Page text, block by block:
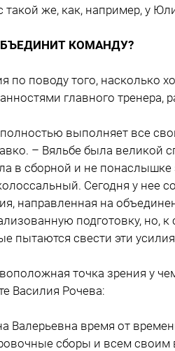
такой же, как, например, у
КОМАНДУ?
по поводу того, насколько
главного тренера,
выполняет все
– Вяльбе была великой
в сборной и не понаслышке
Сегодня у нее
направленная на
подготовку, но,
пытаются свести эти
точка зрения у
Василия Рочева:
Валерьевна время от
сборы и всем своим